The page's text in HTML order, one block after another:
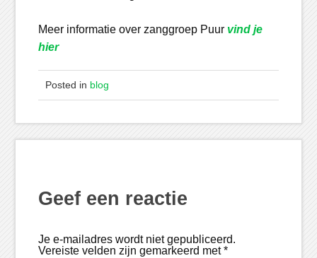
Meer informatie over zanggroep Puur vind je
hier
Posted in blog
Geef een reactie
Je e-mailadres wordt niet gepubliceerd.
Vereiste velden zijn gemarkeerd met*